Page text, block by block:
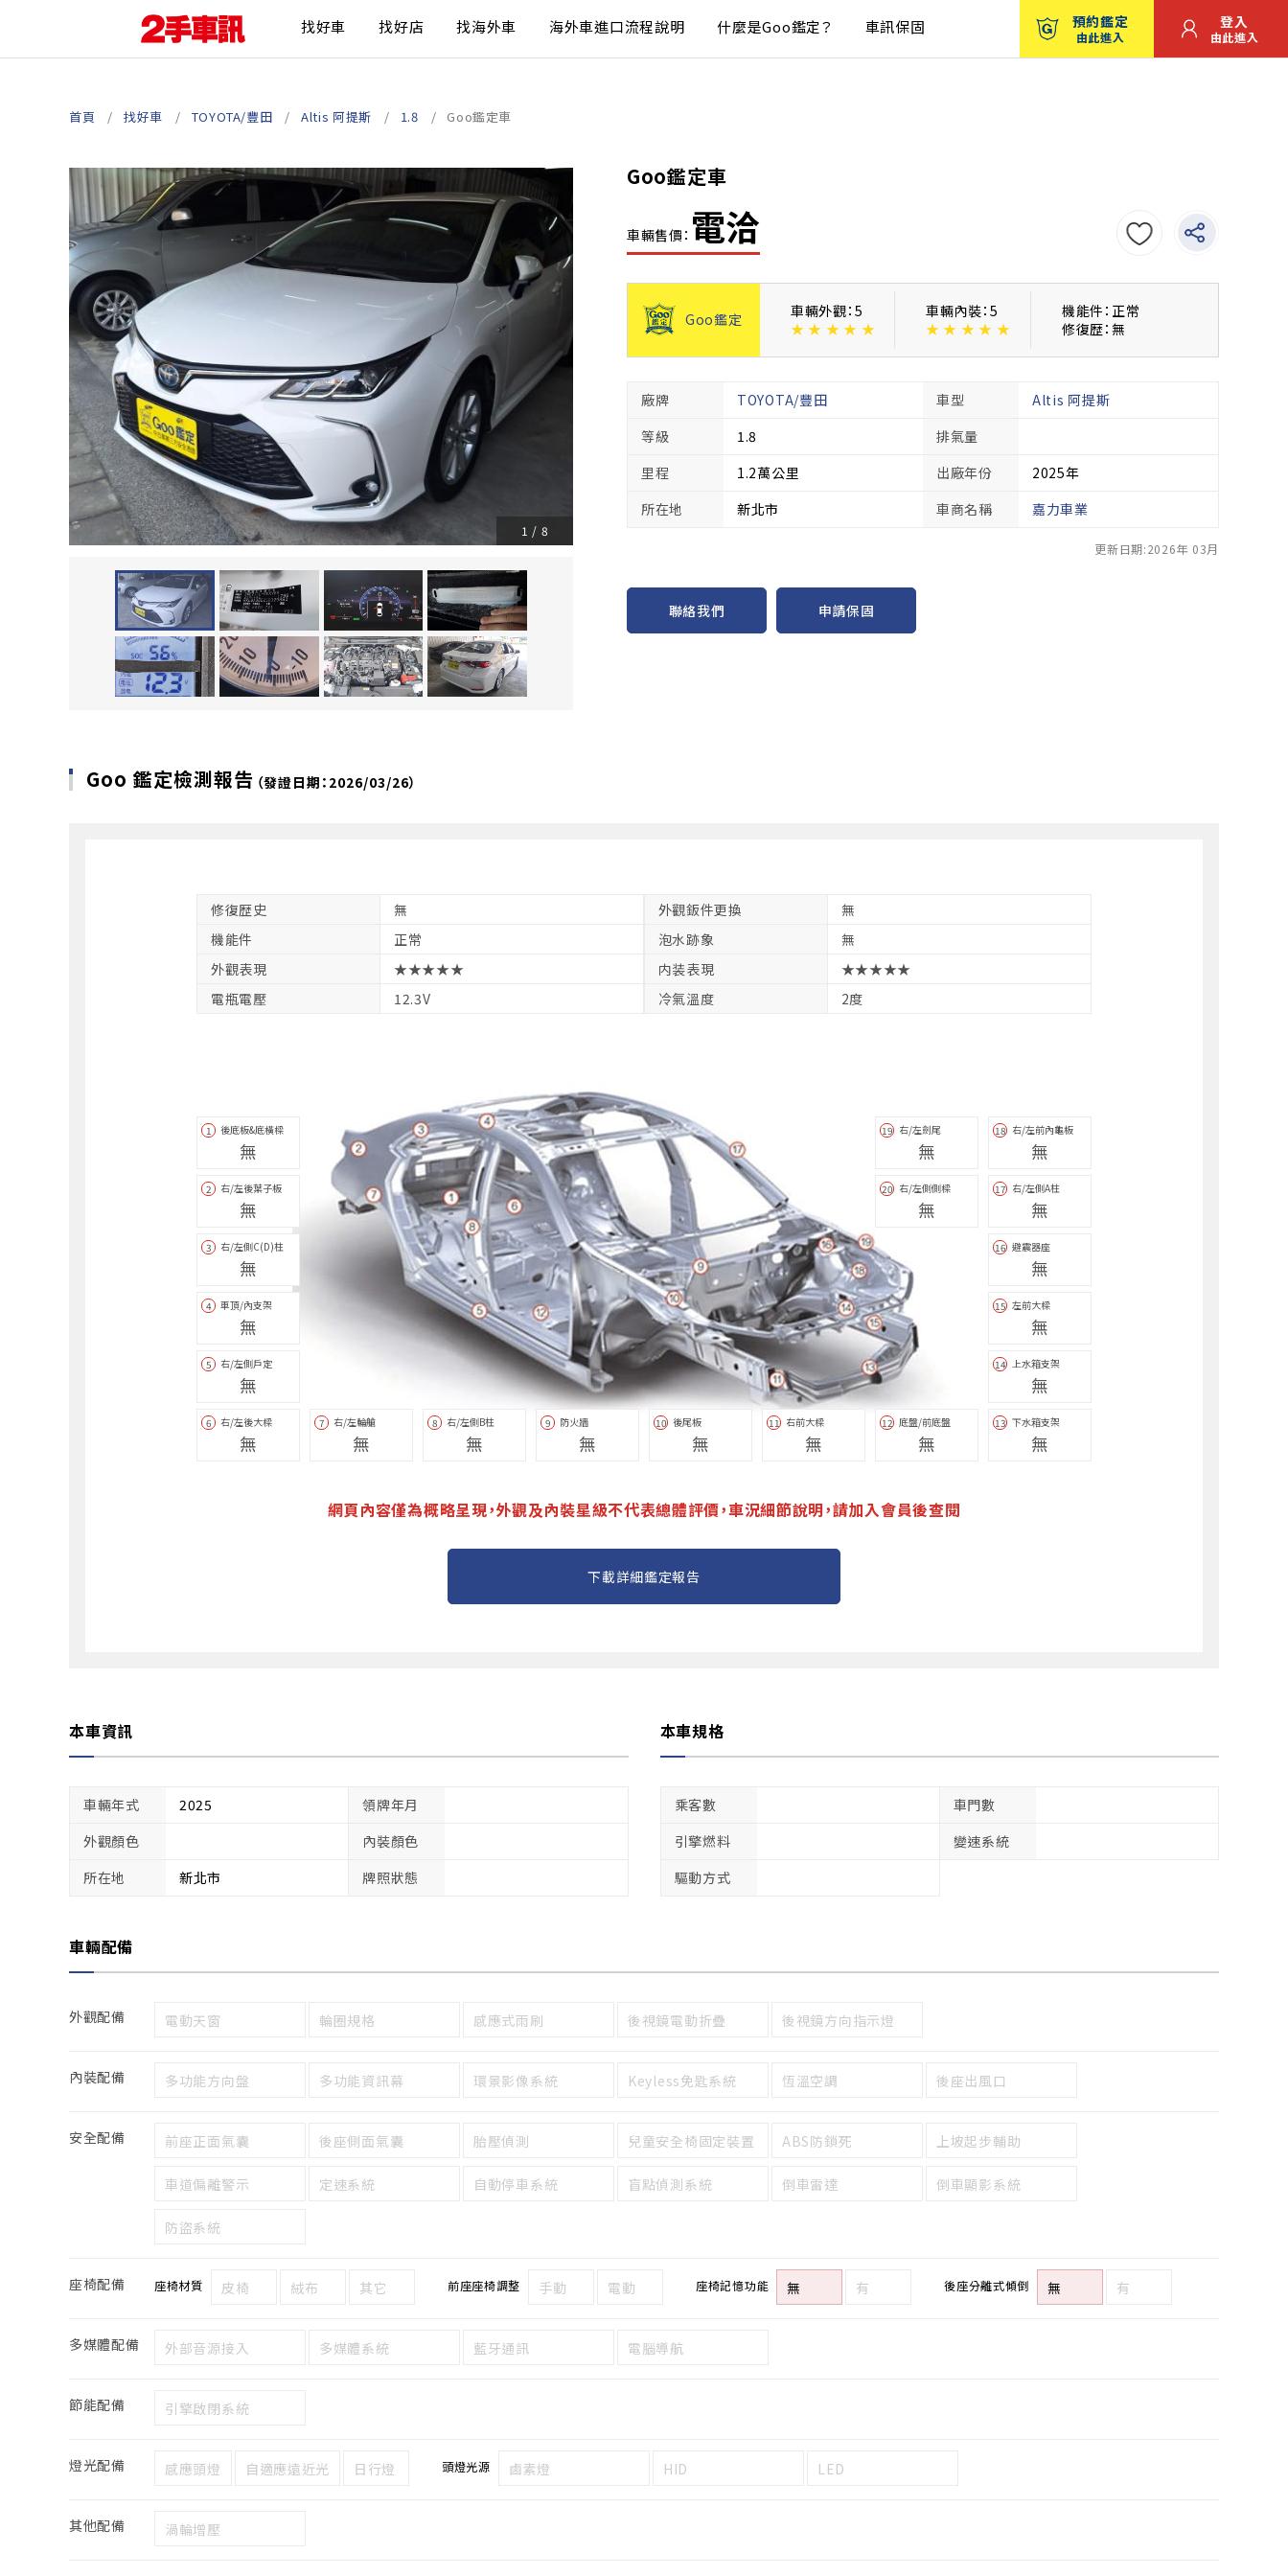
找好車 找好店 找海外車 海外車進口流程說明 什麼是Goo鑑定？ 車訊保固 預約鑑定
由此進入
登入
由此進入
首頁 找好車 TOYOTA/豐田 Altis 阿提斯 1.8 Goo鑑定車
Goo鑑定車
車輛售價： 電洽
1 / 8
Goo鑑定
車輛外觀：5
★ ★ ★ ★ ★
車輛內裝：5
★ ★ ★ ★ ★
機能件：正常
修復歴：無
廠牌 TOYOTA/豐田 車型
Altis 阿提斯
等級
1.8
排氣量
里程
1.2萬公里 出廠年份
2025年
所在地
新北市 車商名稱 嘉力車業
更新日期:2026年 03月
聯絡我們 申請保固
Goo 鑑定檢測報告 （發證日期：2026/03/26）
修復歴史 無 外觀鈑件更換
無
機能件
正常 泡水跡象
無
外觀表現
★★★★★ 内装表現
★★★★★
電瓶電壓
12.3V 冷氣溫度 2度
1 後底板&底橫樑
無
2 右/左後葉子板
無
3 右/左側C(D)柱
無
4 車頂/內支架
無
5 右/左側戶定
無
6 右/左後大樑
無
7 右/左輪艙
無
8 右/左側B柱
無
9 防火牆
無
10 後尾板
無
11 右前大樑
無
12 底盤/前底盤
無
13 下水箱支架
無
14 上水箱支架
無
15 左前大樑
無
16 避震器座
無
17 右/左側A柱
無
18 右/左前內龜板
無
19 右/左劍尾
無
20 右/左側側樑
無
網頁內容僅為概略呈現，外觀及內裝星級不代表總體評價，車況細節說明，請加入會員後查閱
下載詳細鑑定報告
本車資訊
車輛年式 2025
領牌年月
外觀顏色
內裝顏色
所在地
新北市 牌照狀態
本車規格
乘客數
車門數
引擎燃料
變速系統
驅動方式
車輛配備
外觀配備 電動天窗 輪圈規格 感應式雨刷 後視鏡電動折疊 後視鏡方向指示燈
內裝配備 多功能方向盤 多功能資訊幕 環景影像系統 Keyless免匙系統 恆溫空調 後座出風口
安全配備 前座正面氣囊 後座側面氣囊 胎壓偵測 兒童安全椅固定裝置 ABS防鎖死 上坡起步輔助
車道偏離警示 定速系統 自動停車系統 盲點偵測系統 倒車雷達 倒車顯影系統
防盜系統
座椅配備 座椅材質 皮椅 絨布 其它 前座座椅調整 手動 電動 座椅記憶功能 無 有 後座分離式傾倒 無 有
多媒體配備 外部音源接入 多媒體系統 藍牙通訊 電腦導航
節能配備 引擎啟閉系統
燈光配備 感應頭燈 自適應遠近光 日行燈 頭燈光源 鹵素燈 HID LED
其他配備 渦輪增壓